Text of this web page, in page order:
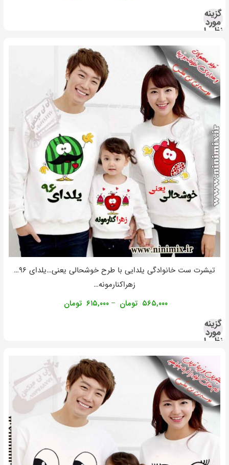
گزینه
مورد
نظر را
تیشرت ست خانوادگی یلدایی با طرح خوشحالی یعنی…یلدای ۹۶…
زهراکنارمونه…
۵۶۵,۰۰۰ تومان – ۶۱۵,۰۰۰ تومان
گزینه
مورد
نظر را